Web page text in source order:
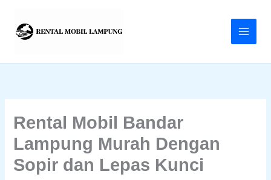
konten
Rental Mobil Bandar
Lampung Murah Dengan
Sopir dan Lepas Kunci